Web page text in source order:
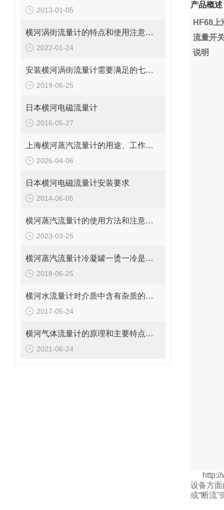
2013-01-05
横河涡街流量计的特点和使用注意事项
2022-01-24
安装横河涡街流量计需要满足的七个条件
2019-06-25
日本横河电磁流量计
2016-05-27
上海横河蒸汽流量计的用途、工作原理与使用注意事项
2026-04-06
日本横河电磁流量计安装要求
2014-06-05
横河蒸汽流量计的使用方法和注意事项
2023-03-25
横河蒸汽流量计冷凝罐一烫一冷是为何？
2018-06-25
横河水流量计对介质中含有杂质的要求
2017-05-24
横河气体流量计的原理和主要特点介绍
2021-06-24
产品概述
HF68上
流量开
说明
设备方
或“断流”